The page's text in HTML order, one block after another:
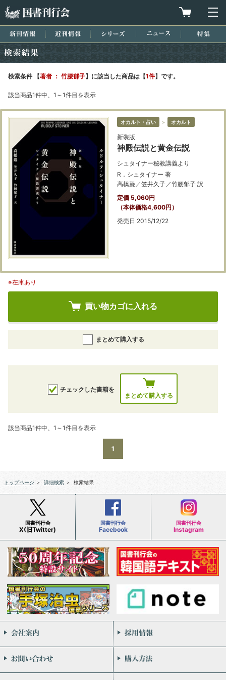
買物カゴを
新刊情報 近刊情報 シリーズ ニュース
検索条件 【著者 ： 竹腰郁子】に該当した商品は【1件】です。
該当商品1件中、1～1件目を表示
オカルト・占い ＞ オカルト
新装版
神殿伝説と黄金伝説
シュタイナー秘教講義より
R．シュタイナー 著
高橋巌／笠井久子／竹腰郁子 訳
定価 5,060円
（本体価格4,600円）
発売日 2015/12/22
※在庫あり
買い物カゴに入れる
まとめて購入する
チェックした書籍を
まとめて購入する
該当商品1件中、1～1件目を表示
1
トップページ ＞ 詳細検索 ＞ 検索結果
国書刊行会
X(旧Twitter)
国書刊行会
Facebook
国書刊行会
Instagram
会社案内
お問い合わせ
個人情報保護方針